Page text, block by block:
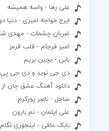
علی رها - واسه همیشه
ایرج خواجه امیری - دنیا
ضربان چشمات - مهدی
امیر فرجام - قلب قرمز
بابی - بچین بریم
دی جی نوید و دی جی
دانلود آهنگ عشق جان
ساحل - ناصر پورکرم
علی ایلمان - نم بارون
بابک مافی - اینجوری